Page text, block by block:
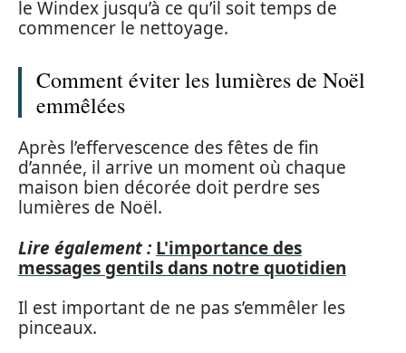
le Windex jusqu’à ce qu’il soit temps de
commencer le nettoyage.
Comment éviter les lumières de Noël
emmêlées
Après l’effervescence des fêtes de fin
d’année, il arrive un moment où chaque
maison bien décorée doit perdre ses
lumières de Noël.
Lire également : L'importance des
messages gentils dans notre quotidien
Il est important de ne pas s’emmêler les
pinceaux.